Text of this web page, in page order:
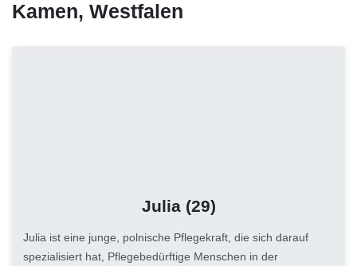
Kamen, Westfalen
Julia (29)
Julia ist eine junge, polnische Pflegekraft, die sich darauf
spezialisiert hat, Pflegebedürftige Menschen in der